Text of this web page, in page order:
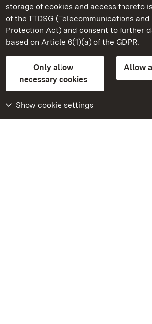
storage of cookies and access thereto
of the TTDSG (Telecommunications
Protection Act) and consent to further
based on Article 6(1)(a) of the GDPR.
Only allow
necessary cookies
Allow
Show cookie settings
Ludwigsburg Residential Palace
State Palaces and Gardens of Baden-
Contact usFAQMasthead
Declaration on barrier-free access
BITV-konform (geprüfte Seiten)